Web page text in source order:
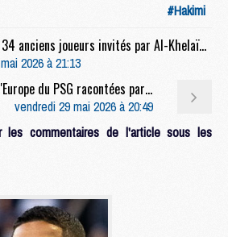
#Hakimi
Match : Les 34 anciens joueurs invités par Al-Khelaïfi pour PSG/Arsenal
2026 à 21:13
Supporters : Les nuits d'Europe du PSG racontées par ses supporters : les années 2010
vendredi 29 mai 2026 à 20:49
les commentaires de l'article sous les